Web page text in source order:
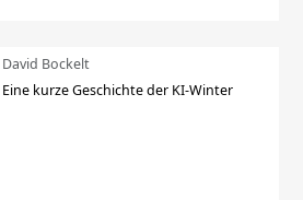
David Bockelt
Eine kurze Geschichte der KI-Winter